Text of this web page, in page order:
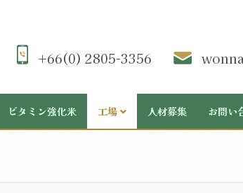
+66(0) 2805-3356
ビタミン強化米 工場 人材募集 お問い